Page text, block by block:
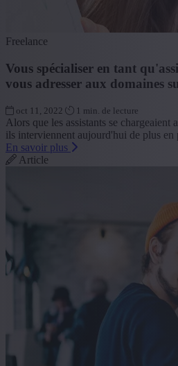
Freelance
Vous spécialiser en tant
vous adresser aux domaines
oct 11, 2022 1 min. de lecture
Alors que les assistants se chargeaient
ils interviennent aujourd'hui de plus en
En savoir plus
Article